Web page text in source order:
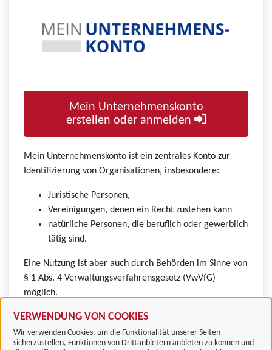
VERWENDUNG VON COOKIES
Wir verwenden Cookies, um die Funktionalität unserer Seiten
sicherzustellen, Funktionen von Drittanbietern anbieten zu können und
Mein Unternehmenskonto
erstellen oder anmelden
Mein Unternehmenskonto ist ein zentrales Konto zur
Identifizierung von Organisationen, insbesondere:
Juristische Personen,
Vereinigungen, denen ein Recht zustehen kann
natürliche Personen, die beruflich oder gewerblich
tätig sind.
Eine Nutzung ist aber auch durch Behörden im Sinne von
§ 1 Abs. 4 Verwaltungsverfahrensgesetz (VwVfG)
möglich.